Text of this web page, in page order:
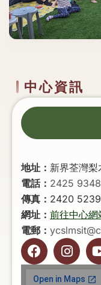
中心資訊
地址： 新界荃灣
電話： 2425 9348
傳真： 2420 5239
網址： 前往中心網
電郵： y